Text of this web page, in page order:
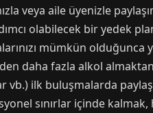
veya aile üyenizle
olabilecek bir yedek
mümkün olduğunca
daha fazla alkol
ilk buluşmalarda
sınırlar içinde kalmak,